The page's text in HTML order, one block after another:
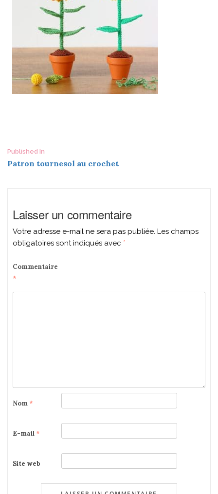
Post
Published In
Patron tournesol au crochet
Laisser un commentaire
Votre adresse e-mail ne sera pas publiée. Les champs
obligatoires sont indiqués avec *
Commentaire
*
Nom *
E-mail *
Site web